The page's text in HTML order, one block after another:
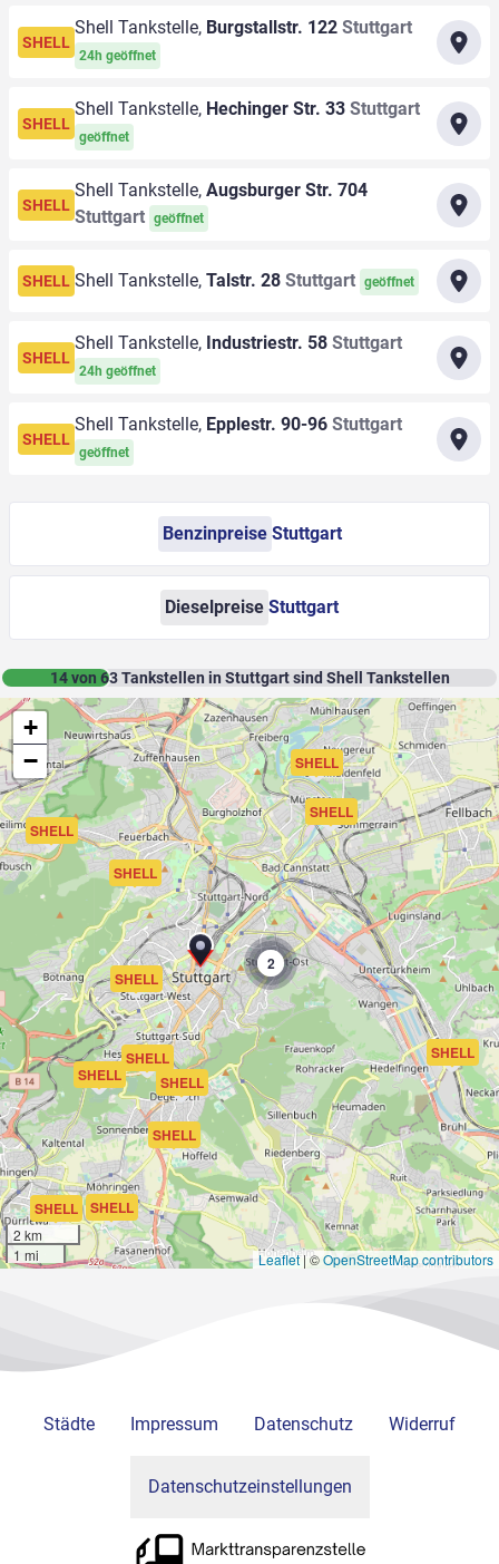
SHELL
Shell Tankstelle, Burgstallstr. 122 Stuttgart
24h geöffnet
SHELL
Shell Tankstelle, Hechinger Str. 33 Stuttgart
geöffnet
SHELL
Shell Tankstelle, Augsburger Str. 704
Stuttgart geöffnet
SHELL Shell Tankstelle, Talstr. 28 Stuttgart geöffnet
SHELL
Shell Tankstelle, Industriestr. 58 Stuttgart
24h geöffnet
SHELL
Shell Tankstelle, Epplestr. 90-96 Stuttgart
geöffnet
Benzinpreise Stuttgart
Dieselpreise Stuttgart
14von 63Tankstellen in Stuttgart sind Shell Tankstellen
SHELL
SHELL
SHELL
SHELL SHELL
2
SHELL
SHELL
SHELL
SHELL
SHELL
SHELL
SHELL
+
−
2 km
1 mi
Leaflet |©OpenStreetMap contributors
Städte Impressum Datenschutz Widerruf
Datenschutzeinstellungen